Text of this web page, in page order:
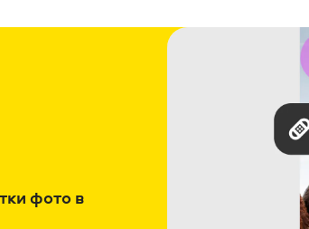
фото в